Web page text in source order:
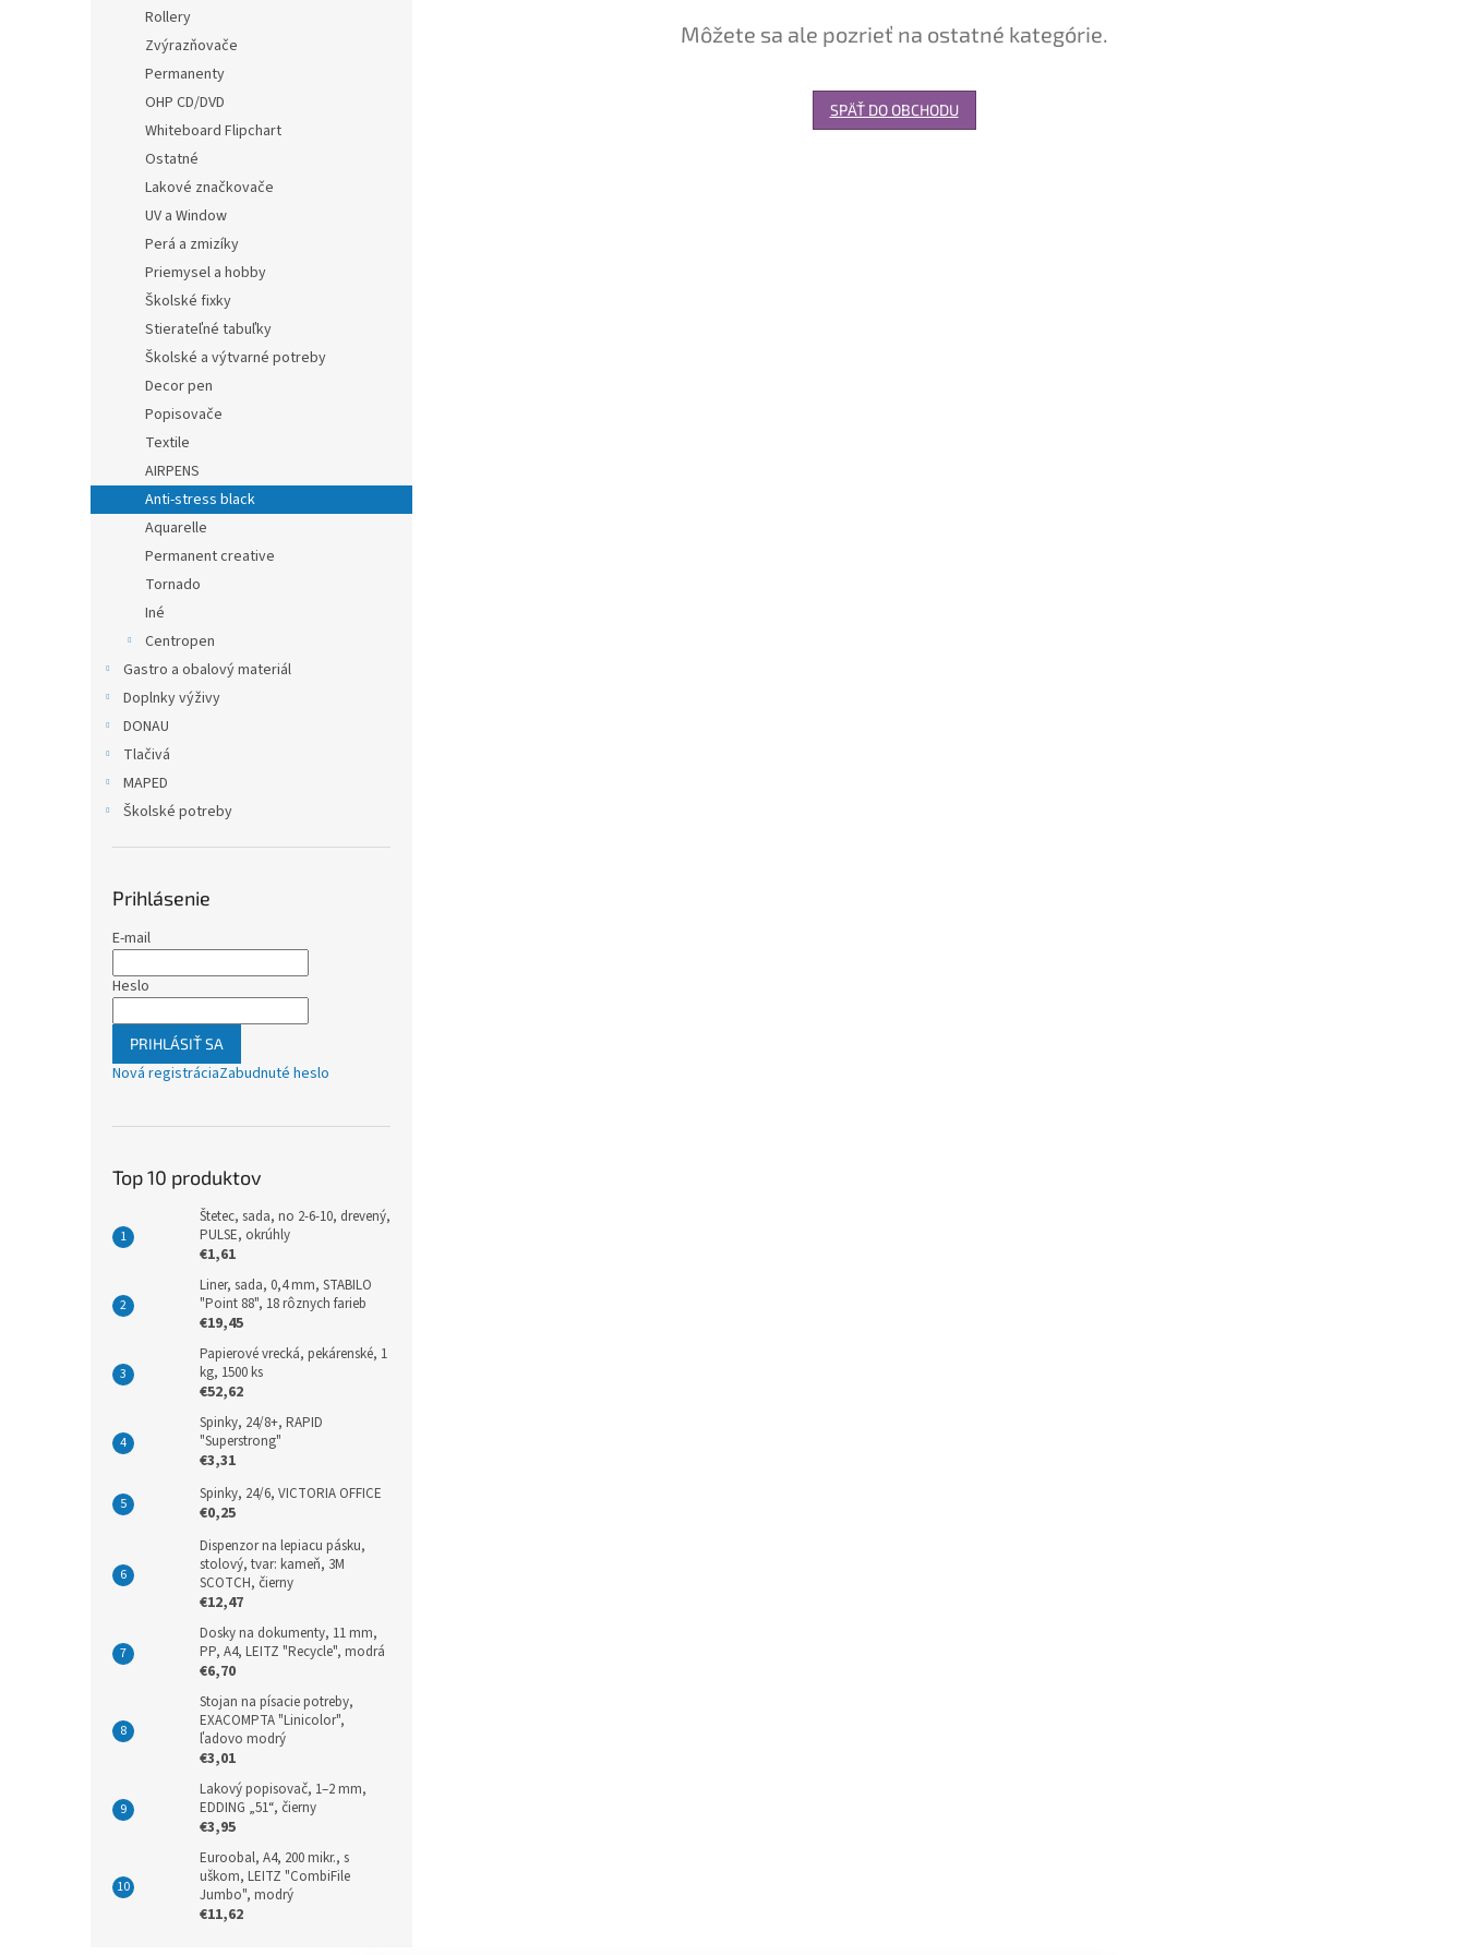
Rollery
Zvýrazňovače
Permanenty
OHP CD/DVD
Whiteboard Flipchart
Ostatné
Lakové značkovače
UV a Window
Perá a zmizíky
Priemysel a hobby
Školské fixky
Stierateľné tabuľky
Školské a výtvarné potreby
Decor pen
Popisovače
Textile
AIRPENS
Anti-stress black
Aquarelle
Permanent creative
Tornado
Iné
Centropen
Gastro a obalový materiál
Doplnky výživy
DONAU
Tlačivá
MAPED
Školské potreby
Prihlásenie
E-mail
Heslo
PRIHLÁSIŤ SA
Nová registráciaZabudnuté heslo
Top 10 produktov
Štetec, sada, no 2-6-10, drevený,
PULSE, okrúhly
€1,61
Liner, sada, 0,4 mm, STABILO
"Point 88", 18 rôznych farieb
€19,45
Papierové vrecká, pekárenské, 1
kg, 1500 ks
€52,62
Spinky, 24/8+, RAPID
"Superstrong"
€3,31
Spinky, 24/6, VICTORIA OFFICE
€0,25
Dispenzor na lepiacu pásku,
stolový, tvar: kameň, 3M
SCOTCH, čierny
€12,47
Dosky na dokumenty, 11 mm,
PP, A4, LEITZ "Recycle", modrá
€6,70
Stojan na písacie potreby,
EXACOMPTA "Linicolor",
ľadovo modrý
€3,01
Lakový popisovač, 1–2 mm,
EDDING „51“, čierny
€3,95
Euroobal, A4, 200 mikr., s
uškom, LEITZ "CombiFile
Jumbo", modrý
€11,62
Môžete sa ale pozrieť na ostatné kategórie.
SPÄŤ DO OBCHODU